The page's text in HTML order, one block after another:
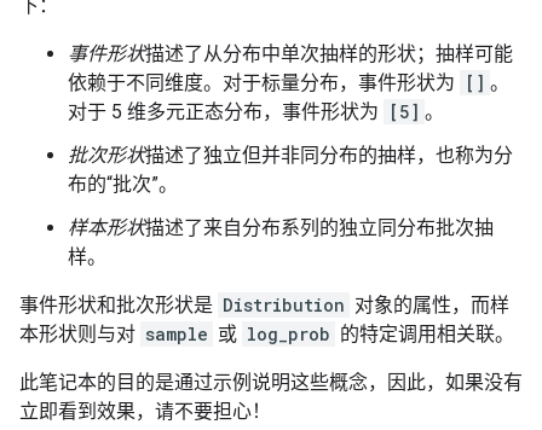
下：
事件形状描述了从分布中单次抽样的形状；抽样可能
依赖于不同维度。对于标量分布，事件形状为
[] 。
对于 5 维多元正态分布，事件形状为
[5] 。
批次形状描述了独立但并非同分布的抽样，也称为分
布的“批次”。
样本形状描述了来自分布系列的独立同分布批次抽
样。
事件形状和批次形状是 Distribution 对象的属性，而样
本形状则与对 sample 或 log_prob 的特定调用相关联。
此笔记本的目的是通过示例说明这些概念，因此，如果没有
立即看到效果，请不要担心！